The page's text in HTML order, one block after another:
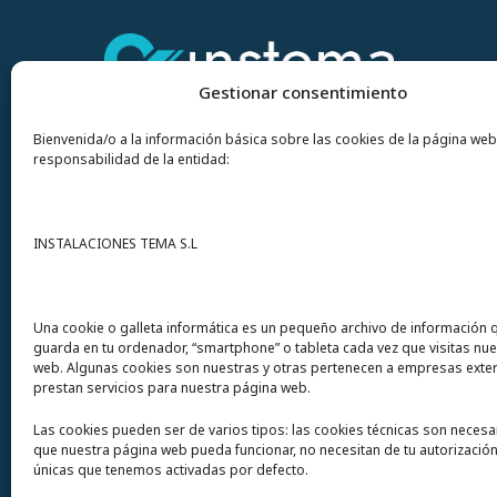
Gestionar consentimiento
Bienvenida/o a la información básica sobre las cookies de la página web
responsabilidad de la entidad:
INSTALACIONES TEMA S.L
Una cookie o galleta informática es un pequeño archivo de información
guarda en tu ordenador, “smartphone” o tableta cada vez que visitas
web. Algunas cookies son nuestras y otras pertenecen a empresas
prestan servicios para nuestra página web.
Las cookies pueden ser de varios tipos: las cookies técnicas son
que nuestra página web pueda funcionar, no necesitan de tu
únicas que tenemos activadas por defecto.
S.L. Avda del Mar 72
12200 Onda (Castellón) España
Urgencias y whatsapp649 406 493